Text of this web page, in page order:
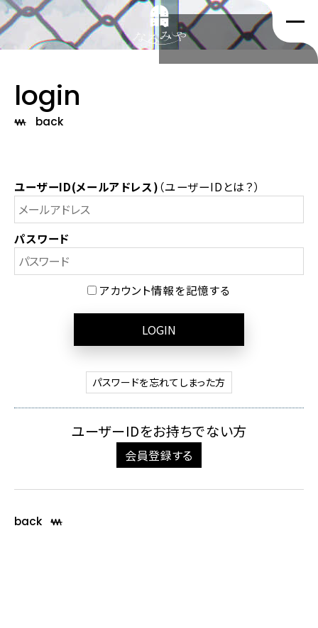
login
back
ユーザーID(メールアドレス)（ユーザーIDとは？）
パスワード
アカウント情報を記憶する
LOGIN
パスワードを忘れてしまった方
ユーザーIDをお持ちでない方
会員登録する
back